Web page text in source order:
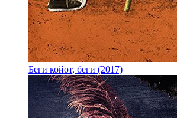
Беги койот, беги (2017)